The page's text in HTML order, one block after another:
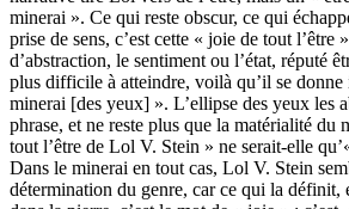
minerai ». Ce qui reste obscur, ce qui
prise de sens, c’est cette « joie de tout l’être
d’abstraction, le sentiment ou l’état, réputé
plus difficile à atteindre, voilà qu’il se donne
minerai [des yeux] ». L’ellipse des yeux les
phrase, et ne reste plus que la matérialité du
tout l’être de Lol V. Stein » ne serait-elle
Dans le minerai en tout cas, Lol V. Stein
détermination du genre, car ce qui la définit,